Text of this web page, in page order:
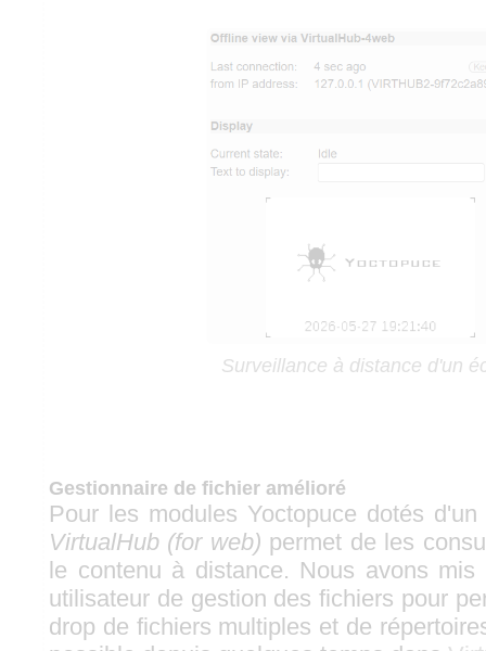
Surveillance à distance d'un
Gestionnaire de fichier amélioré
Pour les modules Yoctopuce dotés
VirtualHub (for web) permet de les
le contenu à distance. Nous avons mis
utilisateur de gestion des fichiers pour
drop de fichiers multiples et de